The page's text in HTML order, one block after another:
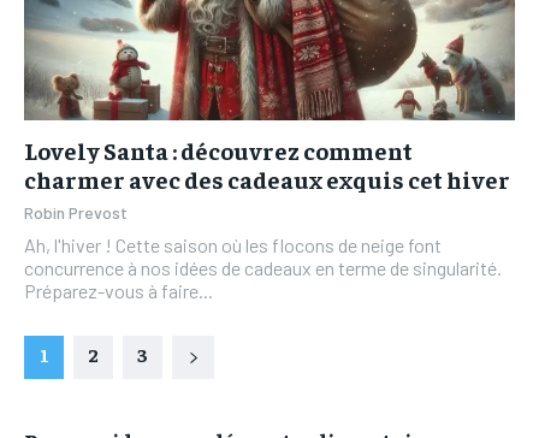
Lovely Santa : découvrez comment
charmer avec des cadeaux exquis cet hiver
Robin Prevost
Ah, l'hiver ! Cette saison où les flocons de neige font
concurrence à nos idées de cadeaux en terme de singularité.
Préparez-vous à faire...
1 2 3